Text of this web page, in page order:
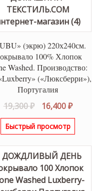
(экрю) 220х240см.
100% Хлопок
Washed. Производство:
(«Люксберри»),
Португалия
19,300₽
цена
составляла
16,400₽
Быстрый просмотр